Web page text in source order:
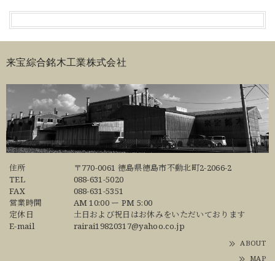
来宝綜合銘木工業株式会社
住所
〒770-0061 徳島県徳島市不動北町2-2066-2
TEL
088-631-5020
FAX
088-631-5351
営業時間
AM 10:00 ー PM 5:00
定休日
土日および祝日はお休みをいただいております
E-mail
rairai19820317@yahoo.co.jp
ABOUT
MAP